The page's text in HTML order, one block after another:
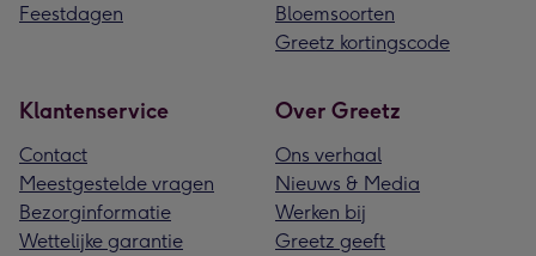
Feestdagen
Bloemsoorten
Greetz kortingscode
Klantenservice
Contact
Meestgestelde vragen
Bezorginformatie
Wettelijke garantie
Over Greetz
Ons verhaal
Nieuws & Media
Werken bij
Greetz geeft